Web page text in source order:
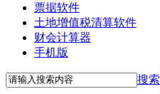
票据软件
土地增值税清算软件
财会计算器
手机版
搜索